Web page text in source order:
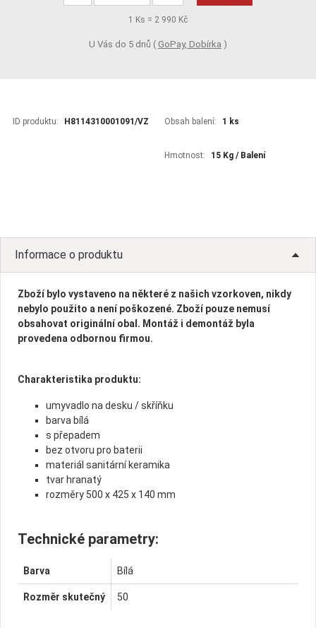
1 Ks = 2 990 Kč
U Vás do 5 dnů ( GoPay, Dobírka )
ID produktu: H8114310001091/VZ Obsah balení: 1 ks
Hmotnost: 15 Kg / Balení
Informace o produktu
Zboží bylo vystaveno na některé z našich vzorkoven, nikdy
nebylo použito a není poškozené. Zboží pouze nemusí
obsahovat originální obal. Montáž i demontáž byla
provedena odbornou firmou.
Charakteristika produktu:
umyvadlo na desku / skříňku
barva bílá
s přepadem
bez otvoru pro baterii
materiál sanitární keramika
tvar hranatý
rozměry 500 x 425 x 140 mm
Technické parametry:
Barva Bílá
Rozměr skutečný 50